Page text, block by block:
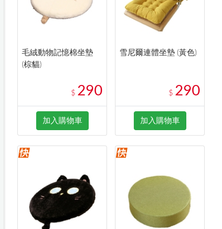
毛絨動物記憶棉坐墊
(棕貓)
$ 290
加入購物車
雪尼爾連體坐墊 (黃色)
$ 290
加入購物車